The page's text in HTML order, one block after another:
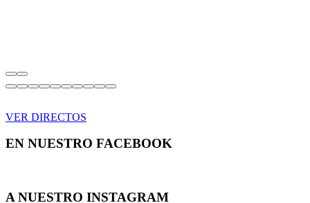
VER DIRECTOS
EN NUESTRO FACEBOOK
A NUESTRO INSTAGRAM